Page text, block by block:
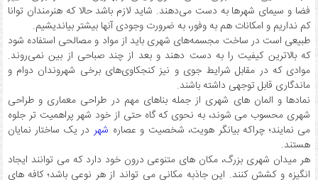
فضا و سیمای شهرها به دست می‌دهند. شاید لازم باشد حالا که هنرمندان توانا
کم نداریم و امکانات هم به وفور، به ضرورت وجودی آنها بیشتر بیاندیشیم.
طبیعی است در ساخت مجسمه‌های شهری باید از مواد و مصالحی استفاده شود
که بالاترین کیفیت را به دست دهند و بعد از چند صباحی از بین نمی‌روند.
موادی که در مقابل شرایط جوی و نیز کنجکاوی‌های برخی شهروندان دوام و
ماندگاری قابل توجهی داشته باشند.
نمادها و المان های شهری از جمله بناهای مهم در طراحی معماری و طراحی
شهری محسوب می شوند، به نحوی که گاه حتی از خود شهر پراهمیت تر جلوه
می نمایند؛ چراکه بیانگر هویت، شخصیت و عصاره شهر در یک ساختار نمایان
هستند.
هر میدان شهری بزرگ، مکان های متنوعی درون خود دارد که می توانند ایجاد
انگیزه و کشش کنند. این جاذبه مکانی می تواند از هر نوعی باشد؛ کافه های